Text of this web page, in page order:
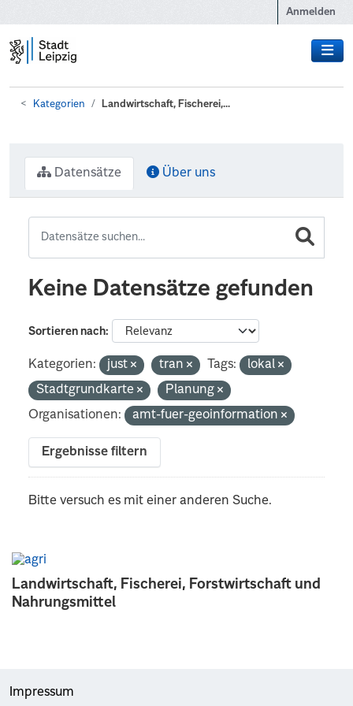
Anmelden
Kategorien Landwirtschaft, Fischerei,...
Landwirtschaft, Fischerei, Forstwirtschaft und
Nahrungsmittel
Datensätze Über uns
Keine Datensätze gefunden
Sortieren nach
Kategorien: just tran Tags:
lokal
Stadtgrundkarte
Planung
Organisationen:
amt-fuer-geoinformation
Ergebnisse filtern
Bitte versuch es mit einer anderen Suche.
Impressum